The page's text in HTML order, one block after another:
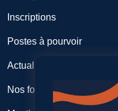
Inscriptions
Postes à pourvoir
Actualités
Nos formations